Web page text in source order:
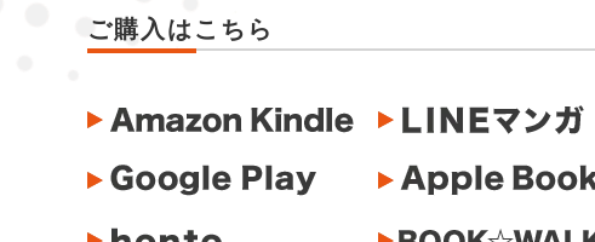
ご購入はこちら